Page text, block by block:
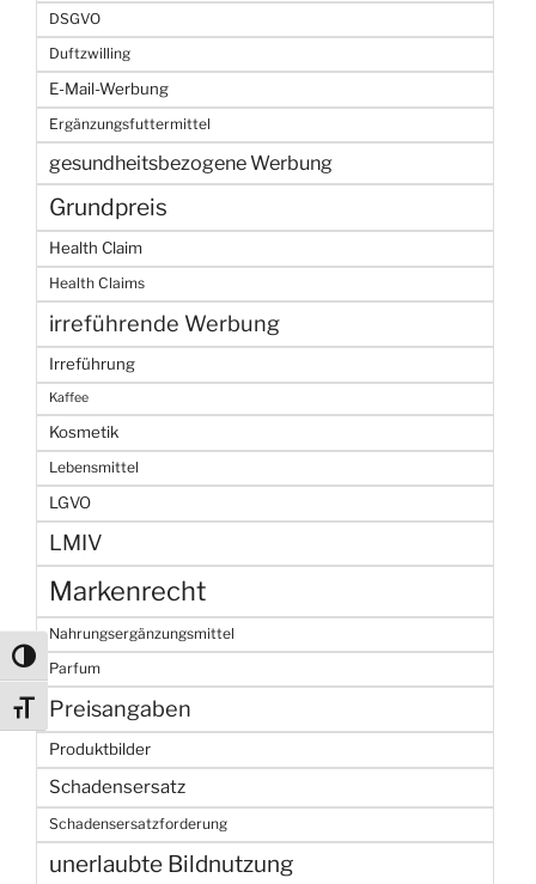
Umschalten auf hohe Kontraste
Schrift vergrößern
DSGVO
Duftzwilling
E-Mail-Werbung
Ergänzungsfuttermittel
gesundheitsbezogene Werbung
Grundpreis
Health Claim
Health Claims
irreführende Werbung
Irreführung
Kaffee
Kosmetik
Lebensmittel
LGVO
LMIV
Markenrecht
Nahrungsergänzungsmittel
Parfum
Preisangaben
Produktbilder
Schadensersatz
Schadensersatzforderung
unerlaubte Bildnutzung